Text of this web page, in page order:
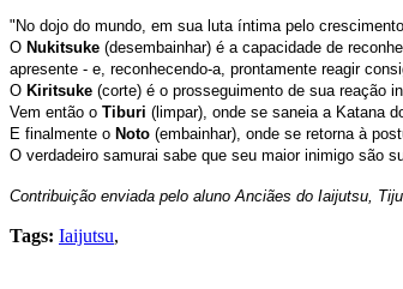
"No dojo do mundo, em sua luta íntima pelo
O Nukitsuke (desembainhar) é a capacidade de
apresente - e, reconhecendo-a, prontamente reagir
O Kiritsuke (corte) é o prosseguimento de sua reação
Vem então o Tiburi (limpar), onde se saneia a Katana
E finalmente o Noto (embainhar), onde se retorna à
O verdadeiro samurai sabe que seu maior inimigo são
Contribuição enviada pelo aluno Anciães do Iaijutsu,
Tags: Iaijutsu,